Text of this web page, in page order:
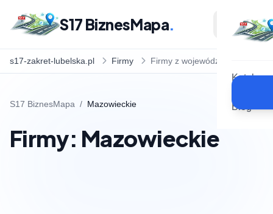
S17 BiznesMapa.
Katalog
Blog
s17-zakret-lubelska.pl Firmy Firmy z województwa
S17 BiznesMapa / Mazowieckie
Firmy: Mazowieckie